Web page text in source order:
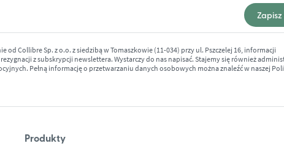
od Collibre Sp. z o.o. z siedzibą w Tomaszkowie (11-034) przy ul. Pszczelej 16, informacji
z subskrypcji newslettera. Wystarczy do nas napisać. Stajemy się również
Pełną informację o przetwarzaniu danych osobowych można znaleźć w naszej
Produkty